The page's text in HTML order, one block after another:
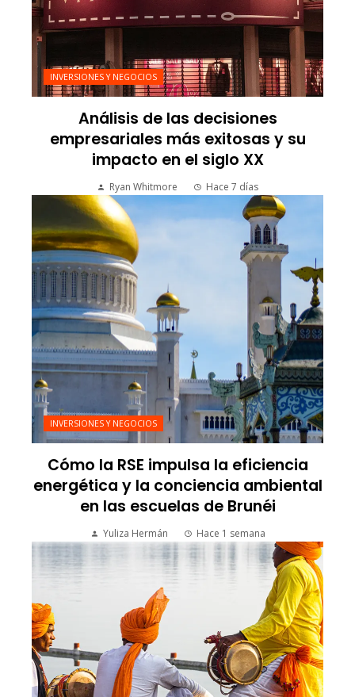
INVERSIONES Y NEGOCIOS
Análisis de las decisiones
empresariales más exitosas y su
impacto en el siglo XX
Ryan Whitmore Hace 7 días
INVERSIONES Y NEGOCIOS
Cómo la RSE impulsa la eficiencia
energética y la conciencia ambiental
en las escuelas de Brunéi
Yuliza Hermán Hace 1 semana